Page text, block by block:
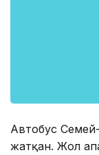
Автобус
жатқан. Жол